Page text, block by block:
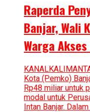
Raperda
Banjar, Wali
Warga
Kota (Pemko)
Rp48 miliar untuk
modal untuk
Intan Banjar. Dalam